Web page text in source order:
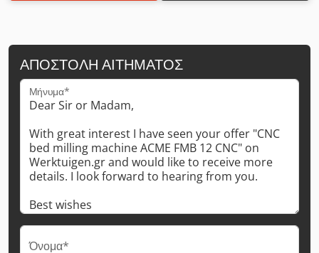
ΑΠΟΣΤΟΛΉ ΑΙΤΉΜΑΤΟΣ
Μήνυμα*
Όνομα*